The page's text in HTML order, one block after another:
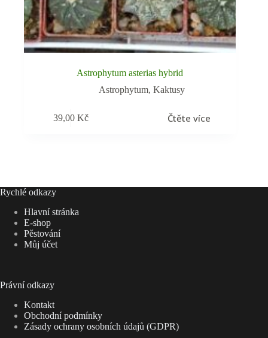
Astrophytum asterias hybrid
Astrophytum,Kaktusy
39,00Kč Čtěte více
Rychlé odkazy
Hlavní stránka
E-shop
Pěstování
Můj účet
Právní odkazy
Kontakt
Obchodní podmínky
Zásady ochrany osobních údajů (GDPR)